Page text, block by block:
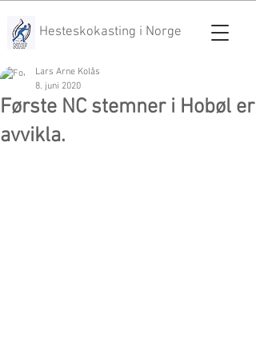
Hesteskokasting i Norge
Første NC stemner i Hobøl er
avvikla.
Lars Arne Kolås
8. juni 2020